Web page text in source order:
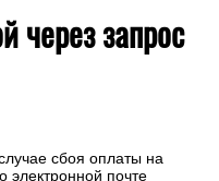
через запрос
сбоя оплаты на
электронной почте